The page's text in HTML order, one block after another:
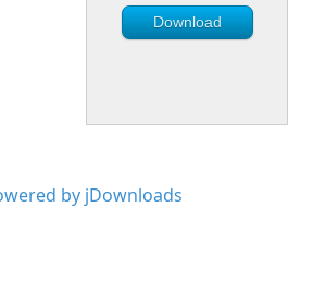
Download
by jDownloads